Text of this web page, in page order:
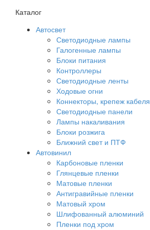
Каталог
Автосвет
Светодиодные лампы
Галогенные лампы
Блоки питания
Контроллеры
Светодиодные ленты
Ходовые огни
Коннекторы, крепеж кабеля
Светодиодные панели
Лампы накаливания
Блоки розжига
Ближний свет и ПТФ
Автовинил
Карбоновые пленки
Глянцевые пленки
Матовые пленки
Антигравийные пленки
Матовый хром
Шлифованный алюминий
Пленки под хром